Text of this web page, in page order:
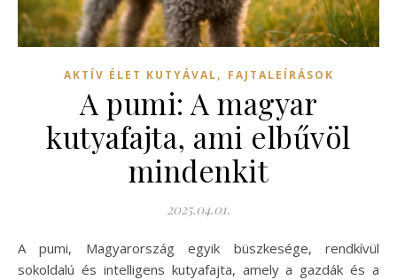
AKTÍV ÉLET KUTYÁVAL, FAJTALEÍRÁSOK
A pumi: A magyar
kutyafajta, ami elbűvöl
mindenkit
2025.04.01.
A pumi, Magyarország egyik büszkesége, rendkívül
sokoldalú és intelligens kutyafajta, amely a gazdák és a